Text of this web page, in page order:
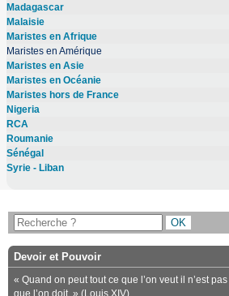
Madagascar
Malaisie
Maristes en Afrique
Maristes en Amérique
Maristes en Asie
Maristes en Océanie
Maristes hors de France
Nigeria
RCA
Roumanie
Sénégal
Syrie - Liban
Devoir et Pouvoir
« Quand on peut tout ce que l’on veut il n’est
que l’on doit. » (Louis XIV)